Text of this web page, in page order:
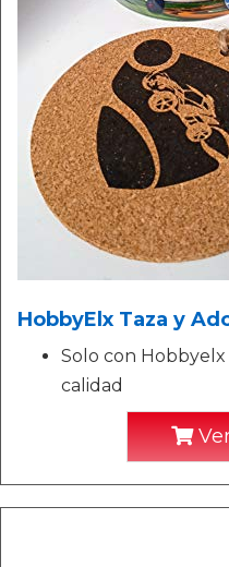
HobbyElx Taza y
Solo con
calidad